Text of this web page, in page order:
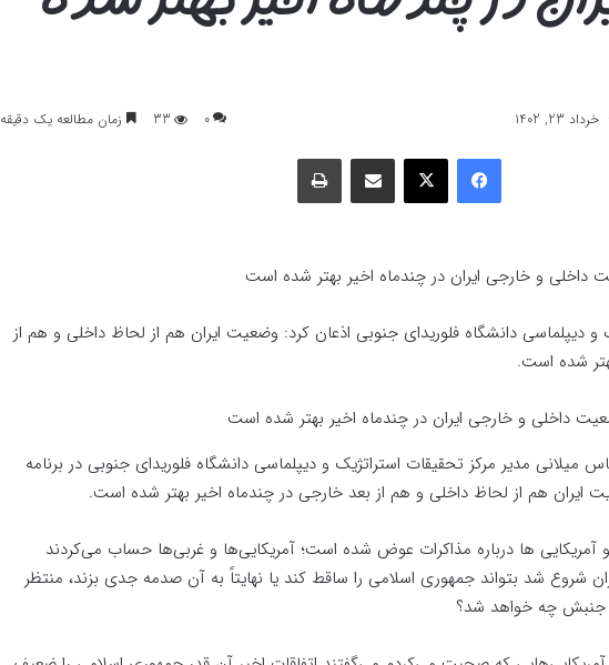
خرداد 23, 1402 0
33 زمان مطالعه یک دقیقه
فیسبوک ایکس اشتراک گذاری با ایمیل چاپ
و دیپلماسی دانشگاه فلوریدای جنوبی اذعان کرد: وضعیت ایران هم از لحاظ داخلی و هم از
شده است.
میلانی مدیر مرکز تحقیقات استراتژیک و دیپلماسی دانشگاه فلوریدای جنوبی در برنامه
ها درباره مذاکرات عوض شده است؛ آمریکایی‌ها و غربی‌ها حساب می‌کردند
شروع شد بتواند جمهوری اسلامی را ساقط کند یا نهایتاً به آن صدمه جدی بزند، منتظر
جنبش چه خواهد شد؟